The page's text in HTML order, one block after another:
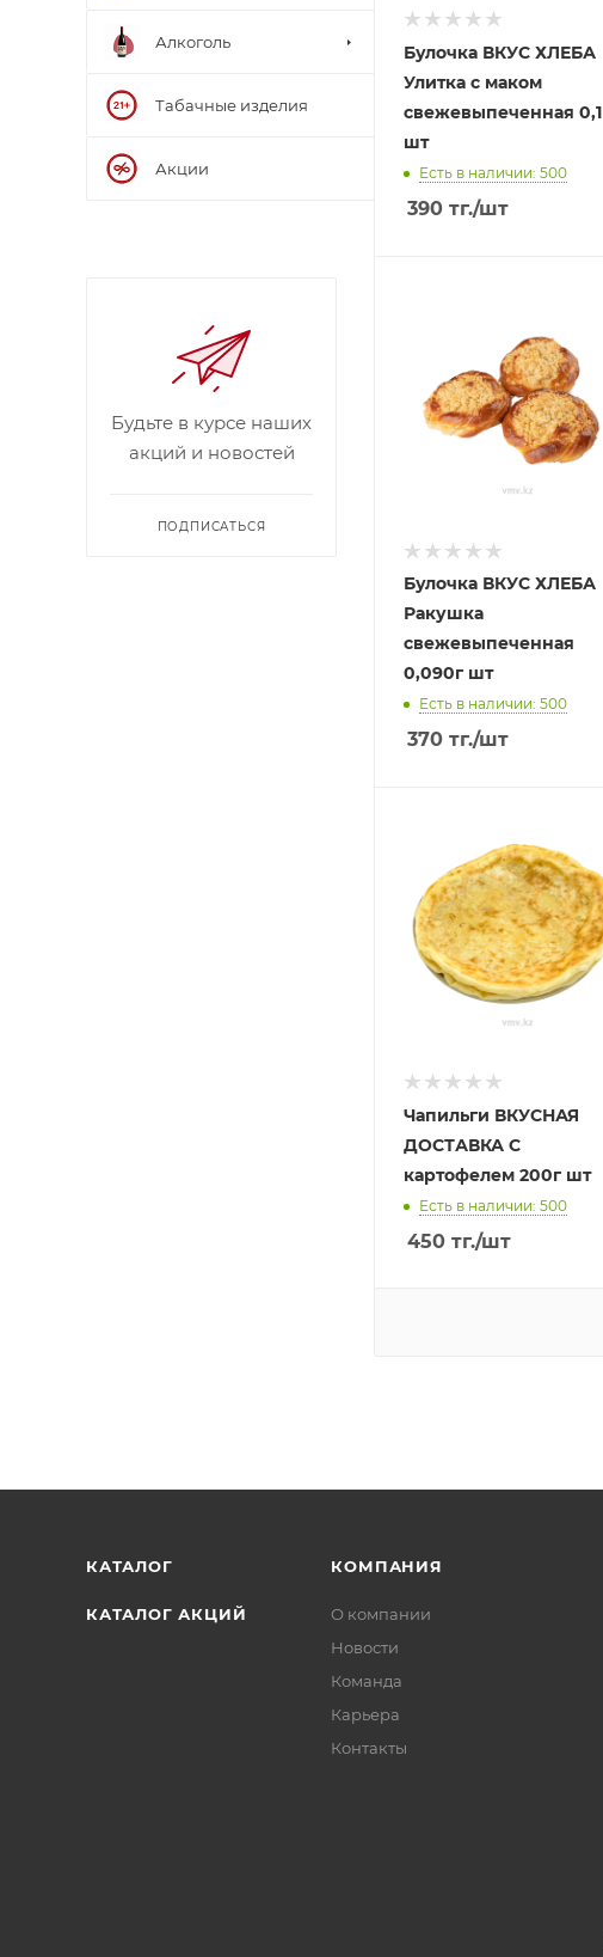
Булочка ВКУС ХЛЕБА
Улитка с маком
свежевыпеченная 0,1
шт
Есть в наличии: 500
390 тг./шт
Булочка ВКУС ХЛЕБА
Ракушка
свежевыпеченная
0,090г шт
Есть в наличии: 500
370 тг./шт
Чапильги ВКУСНАЯ
ДОСТАВКА С
картофелем 200г шт
Есть в наличии: 500
450 тг./шт
Алкоголь
Табачные изделия
Акции
Будьте в курсе наших
акций и новостей
ПОДПИСАТЬСЯ
КАТАЛОГ
КАТАЛОГ АКЦИЙ
КОМПАНИЯ
О компании
Новости
Команда
Карьера
Контакты